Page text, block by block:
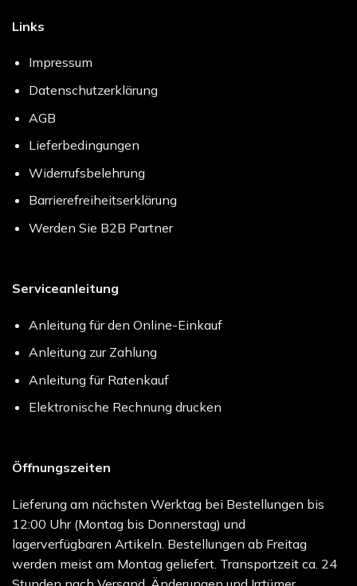
Links
Impressum
Datenschutzerklärung
AGB
Lieferbedingungen
Widerrufsbelehrung
Barrierefreiheitserklärung
Werden Sie B2B Partner
Serviceanleitung
Anleitung für den Online-Einkauf
Anleitung zur Zahlung
Anleitung für Ratenkauf
Elektronische Rechnung drucken
Öffnungszeiten
Lieferung am nächsten Werktag bei Bestellungen bis
12:00 Uhr (Montag bis Donnerstag) und
lagerverfügbaren Artikeln. Bestellungen ab Freitag
werden meist am Montag geliefert. Transportzeit ca. 24